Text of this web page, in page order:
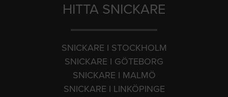
HITTA SNICKARE
SNICKARE I STOCKHOLM
SNICKARE I GÖTEBORG
SNICKARE I MALMÖ
SNICKARE I LINKÖPINGE